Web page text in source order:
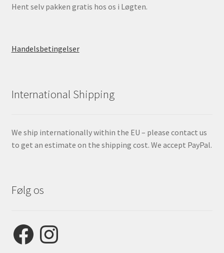
Hent selv pakken gratis hos os i Løgten.
Handelsbetingelser
International Shipping
We ship internationally within the EU – please contact us
to get an estimate on the shipping cost. We accept PayPal.
Følg os
FacebookInstagram